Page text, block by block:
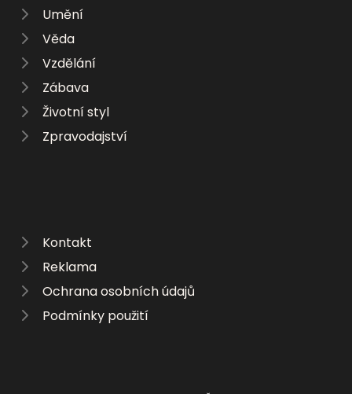
Umění
Věda
Vzdělání
Zábava
Životní styl
Zpravodajství
Kontakt
Reklama
Ochrana osobních údajů
Podmínky použití